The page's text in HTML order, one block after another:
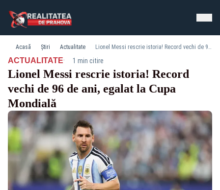
Acasă Știri Actualitate Lionel Messi rescrie istoria! Record vechi de 96 de ani, egalat la Cupa Mondială
ACTUALITATE· 1 min citire
Lionel Messi rescrie istoria! Record
vechi de 96 de ani, egalat la Cupa
Mondială